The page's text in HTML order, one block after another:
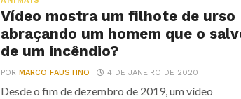
Vídeo mostra um filhote de urso
abraçando um homem que o
de um incêndio?
PORMARCO FAUSTINO 4 DE JANEIRO DE 2020
Desde o fim de dezembro de 2019, um vídeo